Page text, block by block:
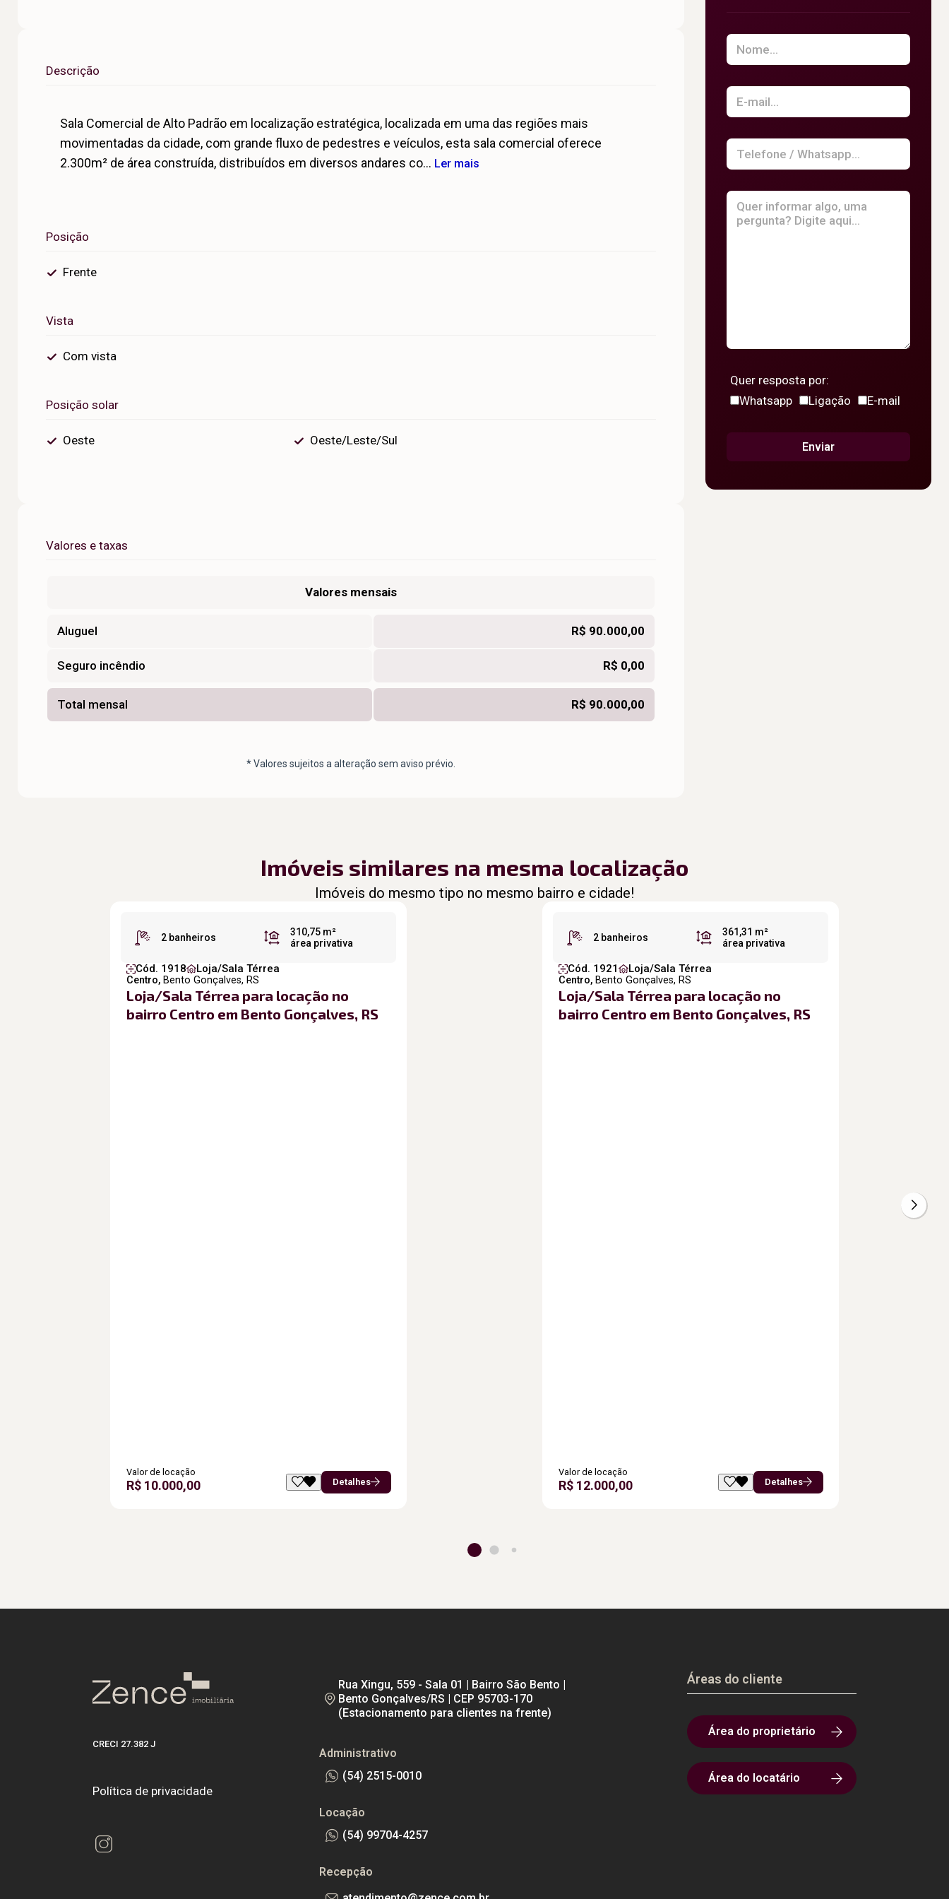
Descrição
Sala Comercial de Alto Padrão em localização estratégica, localizada em uma das regiões mais
movimentadas da cidade, com grande fluxo de pedestres e veículos, esta sala comercial oferece
2.300m² de área construída, distribuídos em diversos andares co... Ler mais
Posição
Frente
Vista
Com vista
Posição solar
Oeste Oeste/Leste/Sul
Valores e taxas
Valores mensais
Aluguel R$ 90.000,00
Seguro incêndio R$ 0,00
Total mensal R$ 90.000,00
* Valores sujeitos a alteração sem aviso prévio.
Quer resposta por:
Whatsapp
Ligação E-mail
Enviar
Imóveis similares na mesma localização
Imóveis do mesmo tipo no mesmo bairro e cidade!
2 banheiros
310,75 m²
área privativa
Cód. 1918 Loja/Sala Térrea
Centro, Bento Gonçalves, RS
Loja/Sala Térrea para locação no
bairro Centro em Bento Gonçalves, RS
Valor de locação
R$ 10.000,00 Detalhes
2 banheiros
361,31 m²
área privativa
Cód. 1921 Loja/Sala Térrea
Centro, Bento Gonçalves, RS
Loja/Sala Térrea para locação no
bairro Centro em Bento Gonçalves, RS
Valor de locação
R$ 12.000,00 Detalhes
CRECI 27.382 J
Política de privacidade
Rua Xingu, 559 - Sala 01 | Bairro São Bento |
Bento Gonçalves/RS | CEP 95703-170
(Estacionamento para clientes na frente)
Administrativo
(54) 2515-0010
Locação
(54) 99704-4257
Recepção
Áreas do cliente
Área do proprietário
Área do locatário